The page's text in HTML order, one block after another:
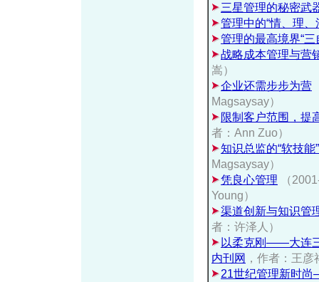
三星管理的秘密武
管理中的“情、理、
管理的最高境界“三
战略成本管理与营
嵩）
企业还需步步为营
Magsaysay）
限制客户范围，提
者：Ann Zuo）
知识总监的“软技能”
Magsaysay）
凭良心管理
（
Young）
渠道创新与知识管
者：许泽人）
以柔克刚——大连
内刊网 ，作者：王彦
21世纪管理新时